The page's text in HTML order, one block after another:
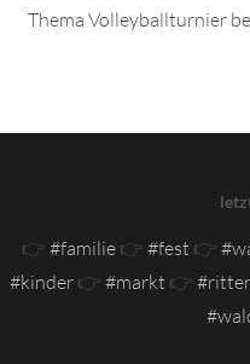
Thema Volleyballturnier
👉 #familie 👉 #fest 👉
#kinder 👉 #markt 👉